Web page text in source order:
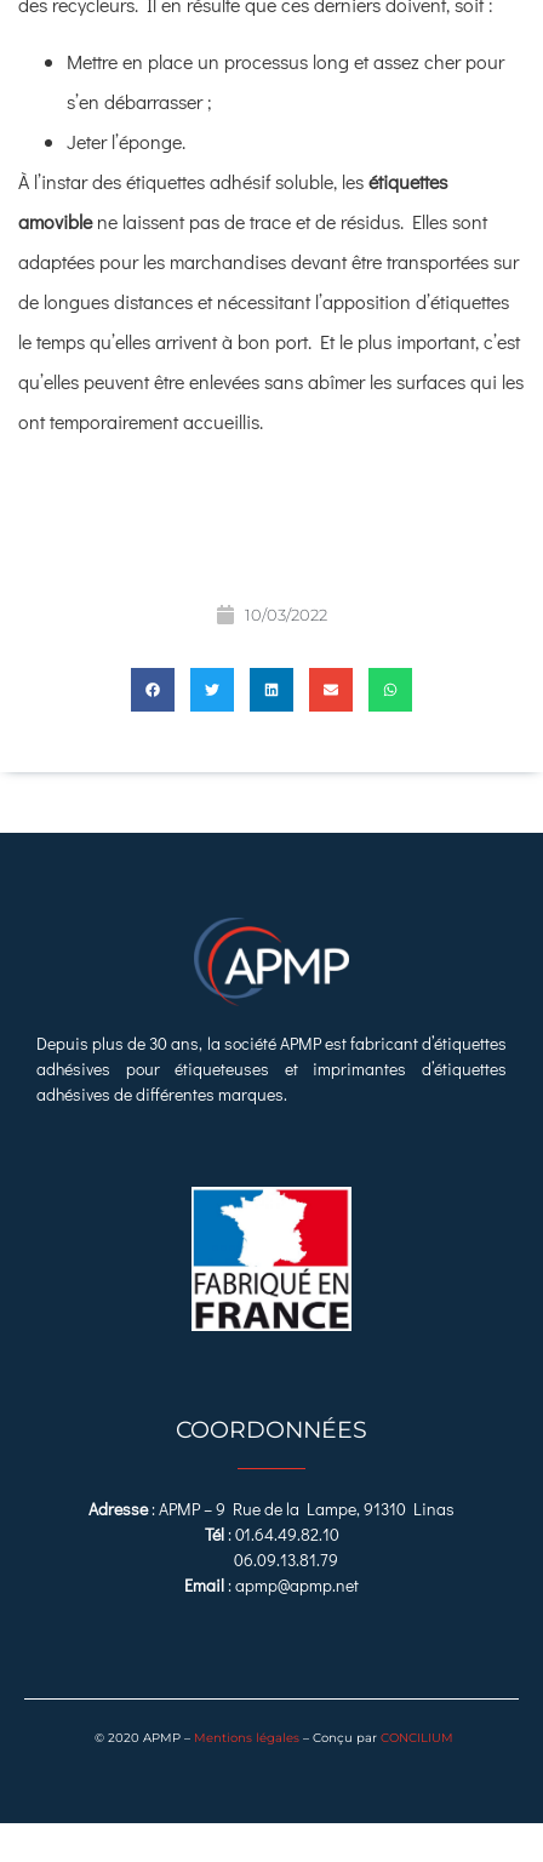
Mettre en place un processus long et assez cher pour
s’en débarrasser ;
Jeter l’éponge.
À l’instar desétiquettes adhésif soluble, lesétiquettes
amoviblene laissent pas de trace et de résidus. Elles sont
adaptées pour les marchandises devant être transportées sur
de longues distances et nécessitant l’apposition d’étiquettes
le temps qu’elles arrivent à bon port. Et le plus important, c’est
qu’elles peuvent être enlevées sans abîmer les surfaces qui les
ont temporairement accueillis.
10/03/2022
Depuis plus de 30 ans, la société APMP est fabricant d’étiquettes
adhésives pour étiqueteuses et imprimantes d’étiquettes
adhésives de différentes marques.
COORDONNÉES
Adresse:APMP – 9 Rue de la Lampe, 91310 Linas
Tél:01.64.49.82.10
06.09.13.81.79
Email :apmp@apmp.net
© 2020 APMP – Mentions légales– Conçu par CONCILIUM